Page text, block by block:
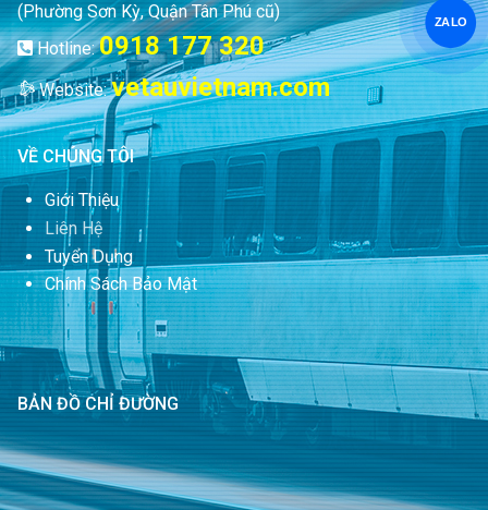
(Phường Sơn Kỳ, Quận Tân Phú cũ)
Hotline:0918 177 320
Website:vetauvietnam.com
VỀ CHÚNG TÔI
Giới Thiệu
Liên Hệ
Tuyển Dụng
Chính Sách Bảo Mật
BẢN ĐỒ CHỈ ĐƯỜNG
ZALO